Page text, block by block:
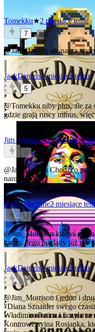
Tomekku★2 miesiące temu
7
@JackDaniels ale nasza
JackDaniels2 miesiące temu
5
@Tomekkuniby plus, ale za
gdzie grają ruscy minus,
Jim_Morrison2 miesiące temu
0
@JackDaniels Chodzi o
narodowość?
Time_Machine2 miesiące
0
@Jim_Morrisonkiedyś
kacap. Jego poglądy już nie
JackDaniels2 miesiące temu
0
@Jim_Morrisoni jedno i
"Diana Sznaider swego
Władimira Putina i liczyła
Kontrowersyjna Rosjanka,